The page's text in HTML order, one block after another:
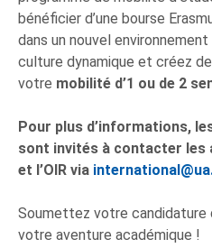
bénéficier d’une bourse
dans un nouvel
culture dynamique et créez
votre mobilité d’1 ou de 2
Pour plus d’informations,
sont invités à contacter
et l’OIR via
Soumettez votre candidature
votre aventure académique !